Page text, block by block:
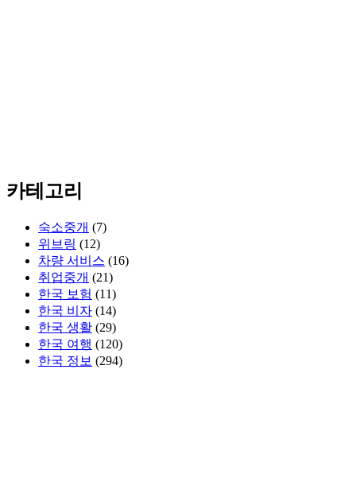
카테고리
숙소중개 (7)
위브링 (12)
차량 서비스 (16)
취업중개 (21)
한국 보험 (11)
한국 비자 (14)
한국 생활 (29)
한국 여행 (120)
한국 정보 (294)